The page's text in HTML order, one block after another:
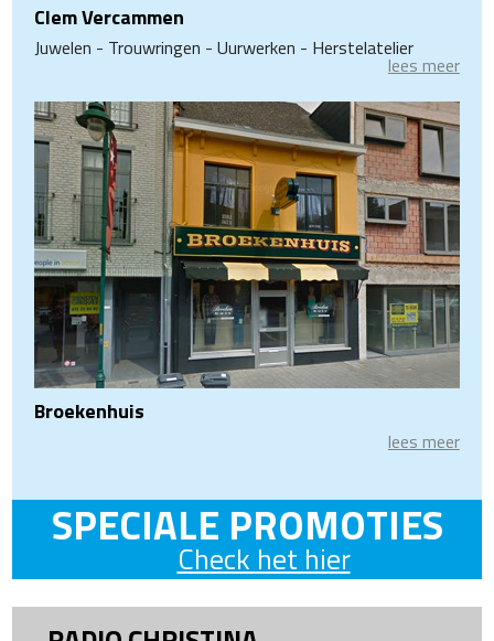
Clem Vercammen
Juwelen - Trouwringen - Uurwerken - Herstelatelier
lees meer
Broekenhuis
lees meer
SPECIALE PROMOTIES
Check het hier